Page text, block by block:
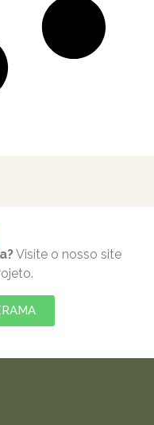
Visite o nosso site